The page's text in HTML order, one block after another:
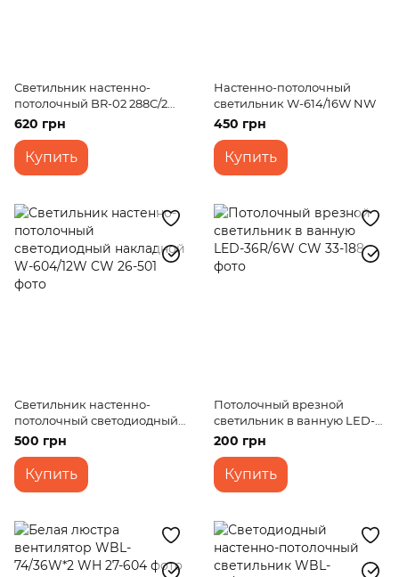
Светильник настенно-
потолочный BR-02 288C/2
E27 "32 CH
620 грн
Купить
Настенно-потолочный
светильник W-614/16W NW
450 грн
Купить
Светильник настенно-
потолочный светодиодный
накладной W-604/12W CW
500 грн
Купить
Потолочный врезной
светильник в ванную LED-
36R/6W CW
200 грн
Купить